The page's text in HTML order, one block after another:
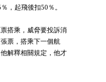
，起飛後扣50％。
搭乘，威脅要投訴消
票，搭乘下一個航
解釋相關規定，他才